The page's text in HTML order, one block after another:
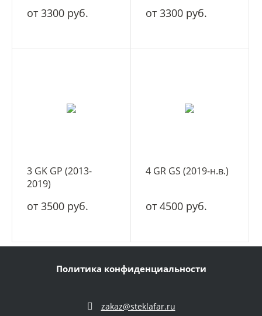
Shuttle (2011-2015)
от 3300 руб. от 3300 руб.
3 GK GP (2013-
2019)
от 3500 руб.
4 GR GS (2019-н.в.)
от 4500 руб.
Политика конфиденциальности
zakaz@steklafar.ru